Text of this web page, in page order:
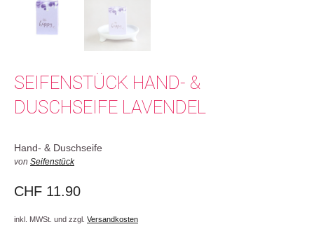
SEIFENSTÜCK HAND- &
DUSCHSEIFE LAVENDEL
Hand- & Duschseife
von Seifenstück
CHF 11.90
inkl. MWSt. und zzgl. Versandkosten